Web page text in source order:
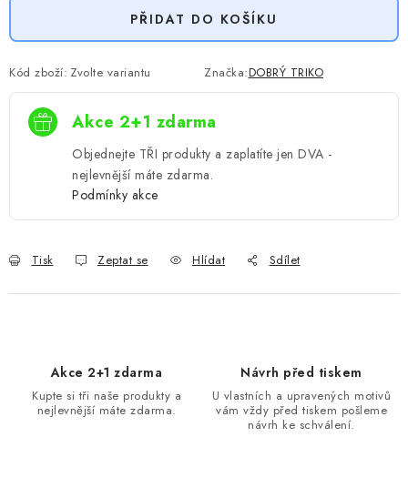
PŘIDAT DO KOŠÍKU
Kód zboží: Zvolte variantu Značka:DOBRÝ TRIKO
Akce 2+1 zdarma
Objednejte TŘI produkty a zaplatíte jen DVA -
nejlevnější máte zdarma.
Podmínky akce
Tisk Zeptat se Hlídat Sdílet
Akce 2+1 zdarma
Kupte si tři naše produkty a
nejlevnější máte zdarma.
Návrh před tiskem
U vlastních a upravených motivů
vám vždy před tiskem pošleme
návrh ke schválení.